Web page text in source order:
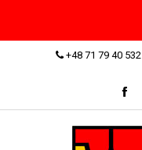
+48 71 79 40 532